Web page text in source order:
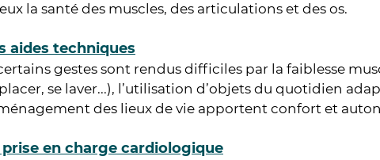
la santé des muscles, des articulations et des os.
aides techniques
gestes sont rendus difficiles par la faiblesse
se laver...), l’utilisation d’objets du quotidien
des lieux de vie apportent confort et
prise en charge cardiologique